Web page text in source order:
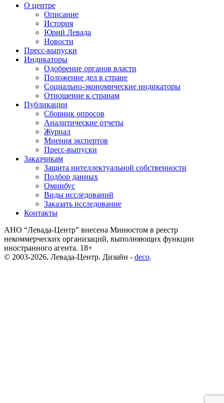
О центре
Описание
История
Юрий Левада
Новости
Пресс-выпуски
Индикаторы
Одобрение органов власти
Положение дел в стране
Социально-экономические индикаторы
Отношение к странам
Публикации
Сборник опросов
Аналитические отчеты
Журнал
Мнения экспертов
Пресс-выпуски
Заказчикам
Защита интеллектуальной собственности
Подбор данных
Омнибус
Виды исследований
Заказать исследование
Контакты
АНО “Левада-Центр” внесена Минюстом в реестр
некоммерческих организаций, выполняющих функции
иностранного агента. 18+
© 2003-2026, Левада-Центр. Дизайн - deco.